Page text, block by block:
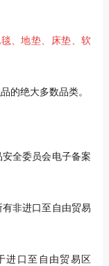
、地垫、床垫、软
的绝大多数品类。
全委员会电子备案
非进口至自由贸易
进口至自由贸易区